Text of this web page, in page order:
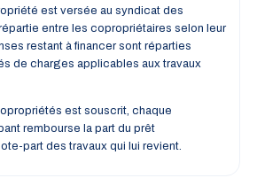
est versée au syndicat des
entre les copropriétaires selon leur
restant à financer sont réparties
de charges applicables aux travaux
est souscrit, chaque
rembourse la part du prêt
part des travaux qui lui revient.